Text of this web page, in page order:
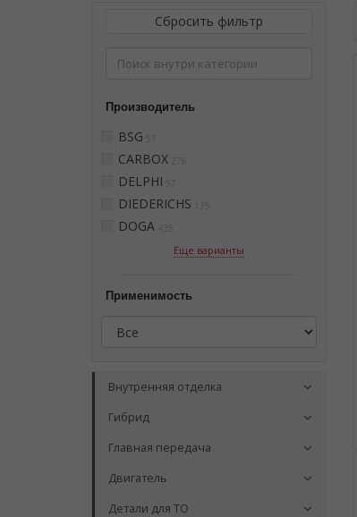
Сбросить фильтр
Производитель
BSG 57
CARBOX 276
DELPHI 97
DIEDERICHS 175
DOGA 435
Еще варианты
Применимость
Внутренняя отделка
Гибрид
Главная передача
Двигатель
Детали для ТО